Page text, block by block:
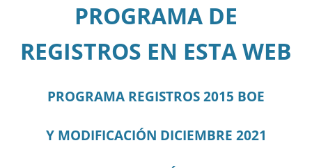
PROGRAMA DE
REGISTROS EN ESTA WEB
PROGRAMA REGISTROS 2015 BOE
Y MODIFICACIÓN DICIEMBRE 2021